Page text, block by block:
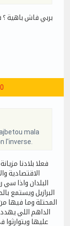
بربي فاش باهية ؟
mala
l'inverse.
فعلا بلادنا
الاقتصادية
البلدان واذا
البرازيل ويستمع
المحتلة وما فيها
الداهم اللي
عليها